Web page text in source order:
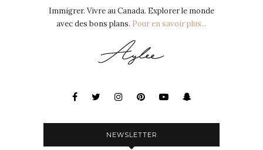
Immigrer. Vivre au Canada. Explorer le monde
avec des bons plans. Pour en savoir plus...
NEWSLETTER